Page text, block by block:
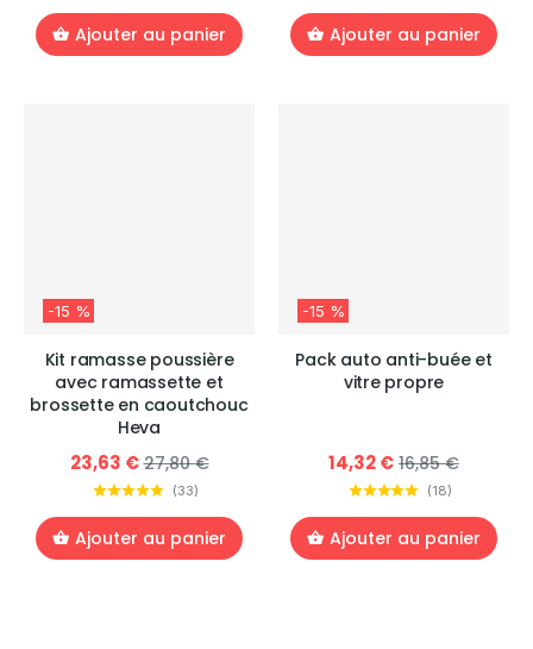
Ajouter au panier Ajouter au panier
-15 %
Kit ramasse poussière
avec ramassette et
brossette en caoutchouc
Heva
23,63 € 27,80 €
(33)
Ajouter au panier
-15 %
Pack auto anti-buée et
vitre propre
14,32 € 16,85 €
(18)
Ajouter au panier